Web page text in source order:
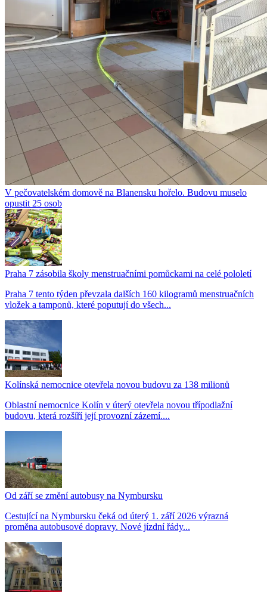
V pečovatelském domově na Blanensku hořelo. Budovu muselo
opustit 25 osob
Praha 7 zásobila školy menstruačními pomůckami na celé pololetí
Praha 7 tento týden převzala dalších 160 kilogramů menstruačních
vložek a tamponů, které poputují do všech...
Kolínská nemocnice otevřela novou budovu za 138 milionů
Oblastní nemocnice Kolín v úterý otevřela novou třípodlažní
budovu, která rozšíří její provozní zázemí....
Od září se změní autobusy na Nymbursku
Cestující na Nymbursku čeká od úterý 1. září 2026 výrazná
proměna autobusové dopravy. Nové jízdní řády...